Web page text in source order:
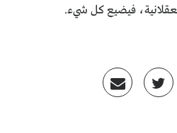
فيضيع كل شيء.